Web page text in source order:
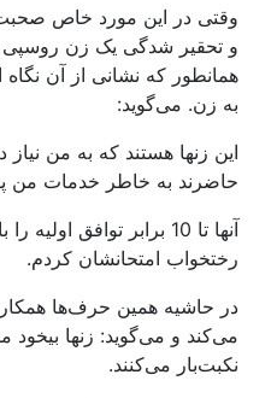
وقتی در این مورد خاص
و تحقیر شدگی یک زن
همانطور که نشانی از آن
به زن. می‌گوید:
این زنها هستند که به من نیاز
حاضرند به خاطر خدمات من
آنها تا 10 برابر توافق
رختخواب امتحانشان کردم.
در حاشیه همین حرف‌ها
می‌کند و می‌گوید: زنها
نکبت‌بار می‌کنند.